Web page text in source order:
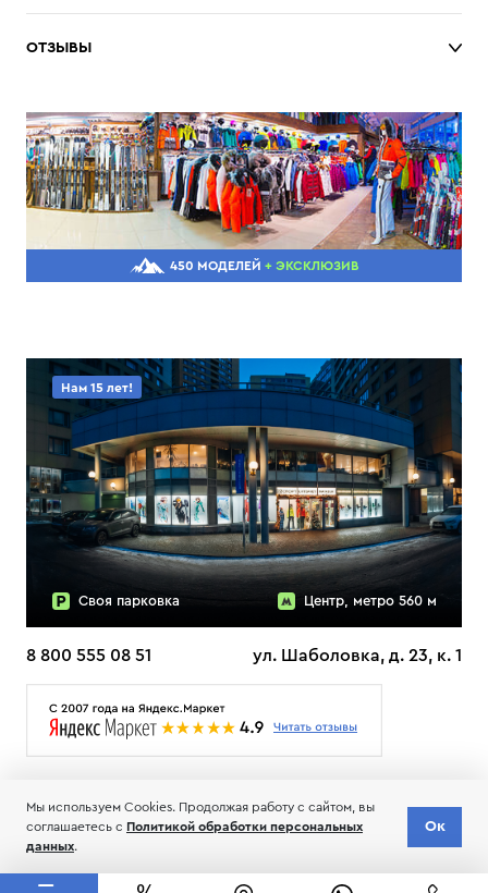
ОТЗЫВЫ
450 МОДЕЛЕЙ + ЭКСКЛЮЗИВ
Нам 15 лет!
Своя парковка Центр, метро 560 м
8 800 555 08 51 ул. Шаболовка, д. 23, к. 1
© 2006-2026 Пределанет
Мы используем Cookies. Продолжая работу с сайтом, вы
соглашаетесь с Политикой обработки персональных
данных.
Ок